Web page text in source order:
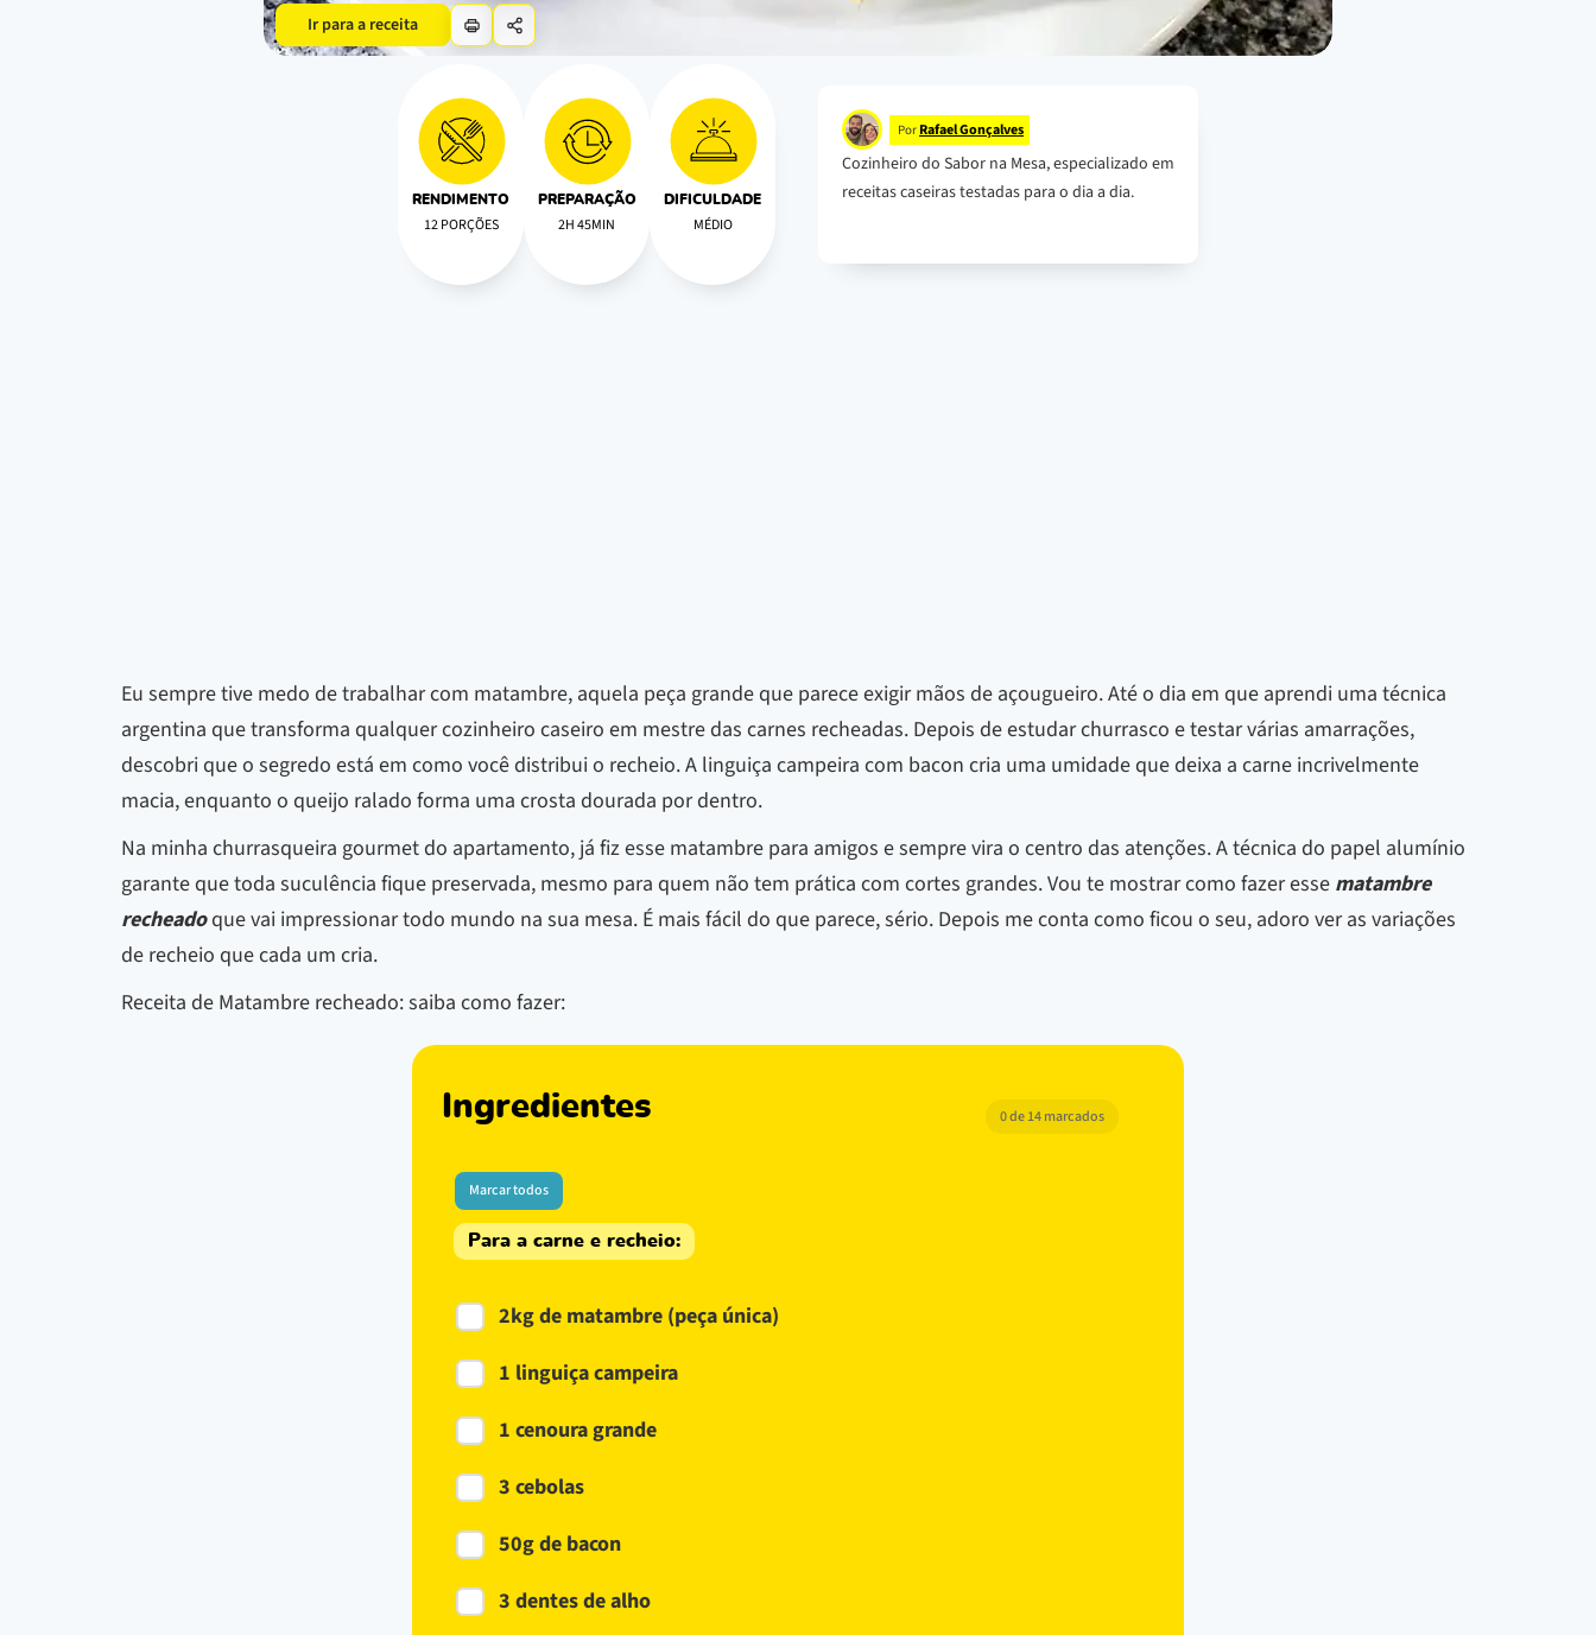
Ir para a receita
RENDIMENTO
12 PORÇÕES
PREPARAÇÃO
2H 45MIN
DIFICULDADE
MÉDIO
Por Rafael Gonçalves
Cozinheiro do Sabor na Mesa, especializado em
receitas caseiras testadas para o dia a dia.
Eu sempre tive medo de trabalhar com matambre, aquela peça grande que parece exigir mãos de açougueiro. Até o dia em que aprendi uma técnica
argentina que transforma qualquer cozinheiro caseiro em mestre das carnes recheadas. Depois de estudar churrasco e testar várias amarrações,
descobri que o segredo está em como você distribui o recheio. A linguiça campeira com bacon cria uma umidade que deixa a carne incrivelmente
macia, enquanto o queijo ralado forma uma crosta dourada por dentro.
Na minha churrasqueira gourmet do apartamento, já fiz esse matambre para amigos e sempre vira o centro das atenções. A técnica do papel alumínio
garante que toda suculência fique preservada, mesmo para quem não tem prática com cortes grandes. Vou te mostrar como fazer esse matambre
recheadoque vai impressionar todo mundo na sua mesa. É mais fácil do que parece, sério. Depois me conta como ficou o seu, adoro ver as variações
de recheio que cada um cria.
Receita de Matambre recheado: saiba como fazer:
Ingredientes 0 de 14 marcados
Marcar todos
Para a carne e recheio:
2kg de matambre (peça única)
1 linguiça campeira
1 cenoura grande
3 cebolas
50g de bacon
3 dentes de alho